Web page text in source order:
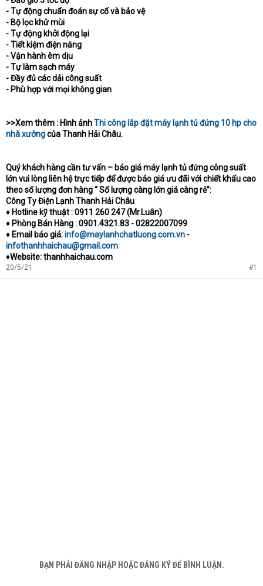
- Tự động chuẩn đoán sự cố và bảo vệ
- Bộ lọc khử mùi
- Tự động khởi động lại
- Tiết kiệm điện năng
- Vận hành êm dịu
- Tự làm sạch máy
- Đầy đủ các dải công suất
- Phù hợp với mọi không gian
>>Xem thêm : Hình ảnhThi công lắp đặt máy lạnh tủ đứng 10 hp cho
nhà xưởngcủa Thanh Hải Châu.
Quý khách hàng cần tư vấn – báo giá máy lạnh tủ đứng công suất
lớn vui lòng liên hệ trực tiếp để được báo giá ưu đãi với chiết khấu cao
theo số lượng đơn hàng “ Số lượng càng lớn giá càng rẻ”:
Công Ty Điện Lạnh Thanh Hải Châu
♦ Hotline kỹ thuật : 0911 260 247 (Mr.Luân)
♦ Phòng Bán Hàng : 0901.4321.83 - 02822007099
♦ Email báo giá:info@maylanhchatluong.com.vn -
infothanhhaichau@gmail.com
♦Website: thanhhaichau.com
20/5/21 #1
BẠN PHẢI ĐĂNG NHẬP HOẶC ĐĂNG KÝ ĐỂ BÌNH LUẬN.